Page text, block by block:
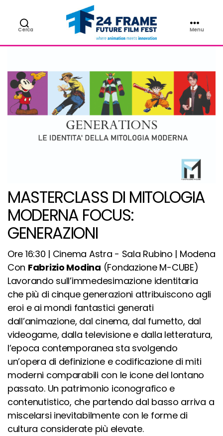
Cerca
24FRAME
Fest
Menu
MASTERCLASS DI MITOLOGIA
MODERNA FOCUS:
GENERAZIONI
Ore 16:30 | Cinema Astra - Sala Rubino | Modena
Con Fabrizio Modina (Fondazione M-CUBE)
Lavorando sull’immedesimazione identitaria
che più di cinque generazioni attribuiscono agli
eroi e ai mondi fantastici generati
dall’animazione, dal cinema, dal fumetto, dal
videogame, dalla televisione e dalla letteratura,
l’epoca contemporanea sta svolgendo
un’opera di definizione e codificazione di miti
moderni comparabili con le icone del lontano
passato. Un patrimonio iconografico e
contenutistico, che partendo dal basso arriva a
miscelarsi inevitabilmente con le forme di
cultura considerate più elevate.